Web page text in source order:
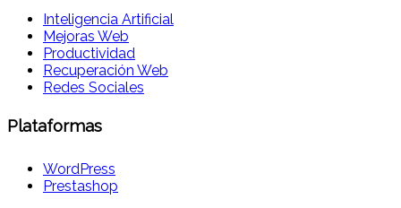
Inteligencia Artificial
Mejoras Web
Productividad
Recuperación Web
Redes Sociales
Plataformas
WordPress
Prestashop